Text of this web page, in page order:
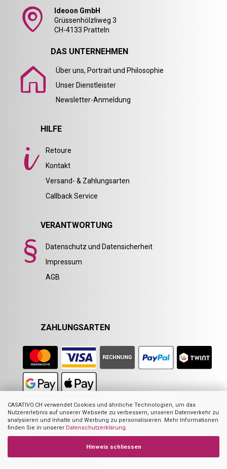
CASATIVO.CH verwendet Cookies und ähnliche Technologien, um das
Nutzererlebnis auf unserer Webseite zu verbessern, unseren Datenverkehr zu
analysieren und Inhalte und Werbung zu personalisieren. Mehr Informationen
finden Sie in unserer Datenschutzerklärung.
Hinweis schliessen
Ideoon GmbH
Grüssenhölzliweg 3
CH-4133 Pratteln
DAS UNTERNEHMEN
Über uns, Portrait und Philosophie
Unser Dienstleister
Newsletter-Anmeldung
HILFE
Retoure
Kontakt
Versand- & Zahlungsarten
Callback Service
VERANTWORTUNG
Datenschutz und Datensicherheit
Impressum
AGB
ZAHLUNGSARTEN
Nicht alle Abbildungen im Online-Shop stellen das angebotene Produkt zwingend
dar. Sie dienen zur Visualisierung der Beschreibung oder als Orientierung. Dies
gilt hauptsächlich für Abbildungen mit mehreren Produkten.
Ehemaliger Preis von Casativo